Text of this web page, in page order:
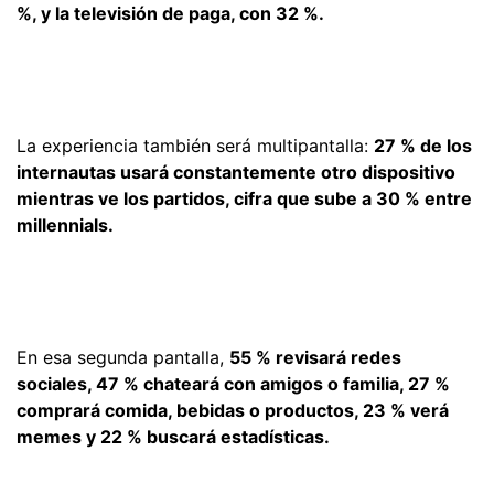
%, y la televisión de paga, con 32 %.
La experiencia también será multipantalla: 27 % de los
internautas usará constantemente otro dispositivo
mientras ve los partidos, cifra que sube a 30 % entre
millennials.
En esa segunda pantalla, 55 % revisará redes
sociales, 47 % chateará con amigos o familia, 27 %
comprará comida, bebidas o productos, 23 % verá
memes y 22 % buscará estadísticas.